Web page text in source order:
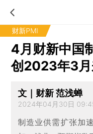
财新PMI
4月财新中国
创2023年3
文｜财新 范浅蝉
2024年04月30日
制造业供需扩张加